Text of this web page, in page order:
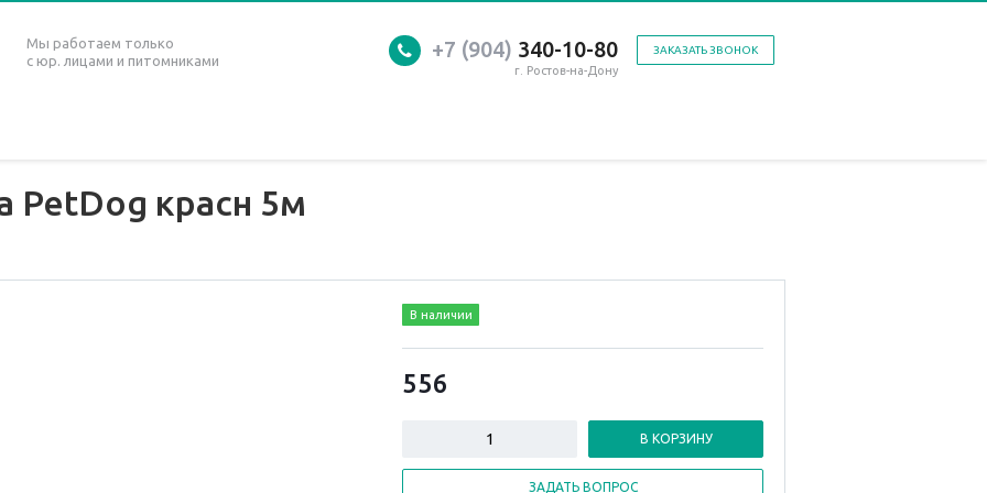
Мы работаем только
с юр. лицами и питомниками
ЗАКАЗАТЬ ЗВОНОК
+7 (904) 340-10-80
г. Ростов-на-Дону
PetDog красн 5м
В наличии
556
В КОРЗИНУ
ЗАДАТЬ ВОПРОС